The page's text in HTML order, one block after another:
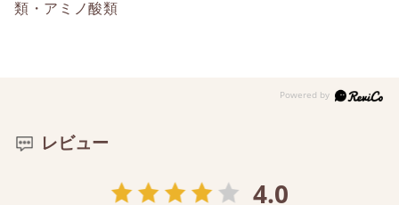
類・アミノ酸類
レビュー
4.0